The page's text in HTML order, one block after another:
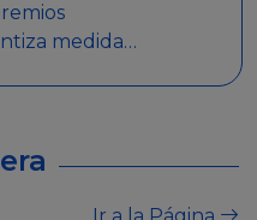
medidas